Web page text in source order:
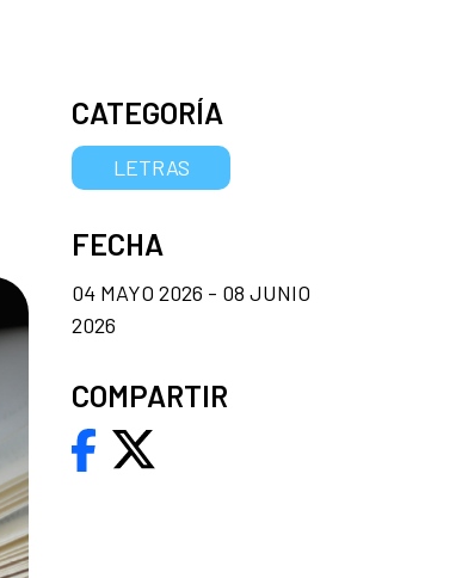
CATEGORÍA
LETRAS
FECHA
04 MAYO 2026 - 08 JUNIO
2026
COMPARTIR